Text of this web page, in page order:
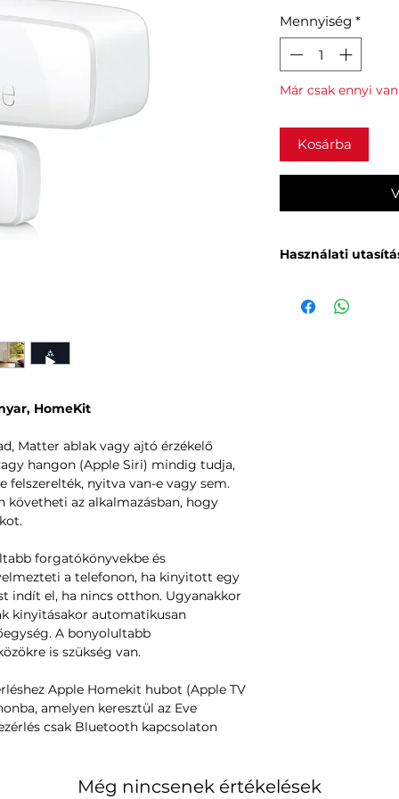
HomeKit
Matter ablak vagy ajtó érzékelő
hangon (Apple Siri) mindig tudja,
felszerelték, nyitva van-e vagy sem.
az alkalmazásban, hogy
forgatókönyvekbe és
a telefonon, ha kinyitott egy
indít el, ha nincs otthon. Ugyanakkor
kinyitásakor automatikusan
A bonyolultabb
is szükség van.
Apple Homekit hubot (Apple TV
amelyen keresztül az Eve
csak Bluetooth kapcsolaton
Mennyiség *
Már csak ennyi
Kosárba
Használati
Még nincsenek értékelések